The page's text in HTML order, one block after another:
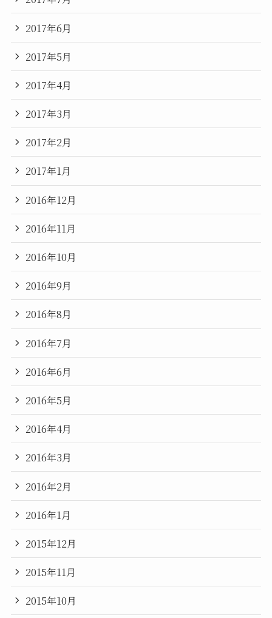
2017年6月
2017年5月
2017年4月
2017年3月
2017年2月
2017年1月
2016年12月
2016年11月
2016年10月
2016年9月
2016年8月
2016年7月
2016年6月
2016年5月
2016年4月
2016年3月
2016年2月
2016年1月
2015年12月
2015年11月
2015年10月